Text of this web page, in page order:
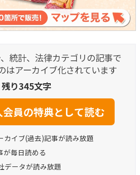
統計、法律カテゴリの記事で
はアーカイブ化されています
残り345文字
カイブ(過去)記事が読み放題
が毎日読める
データが読み放題